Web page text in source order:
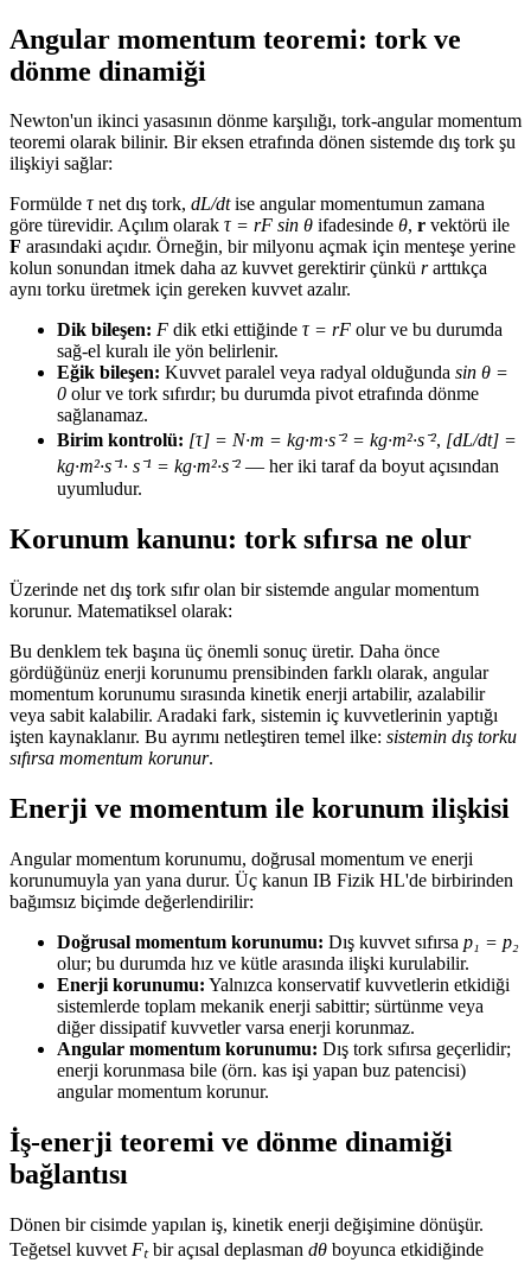
Angular momentum teoremi: tork ve
dönme dinamiği
Newton'un ikinci yasasının dönme karşılığı, tork-angular momentum
teoremi olarak bilinir. Bir eksen etrafında dönen sistemde dış tork şu
ilişkiyi sağlar:
Formülde τnet dış tork, dL/dtise angular momentumun zamana
göre türevidir. Açılım olarak τ = rF sin θ ifadesinde θ, r vektörü ile
F arasındaki açıdır. Örneğin, bir milyonu açmak için menteşe yerine
kolun sonundan itmek daha az kuvvet gerektirir çünkü rarttıkça
aynı torku üretmek için gereken kuvvet azalır.
Dik bileşen: F dik etki ettiğinde τ = rF olur ve bu durumda
sağ-el kuralı ile yön belirlenir.
Eğik bileşen: Kuvvet paralel veya radyal olduğunda sin θ =
0 olur ve tork sıfırdır; bu durumda pivot etrafında dönme
sağlanamaz.
Birim kontrolü: [τ] = N·m = kg·m·s⁻² = kg·m²·s⁻², [dL/dt] =
kg·m²·s⁻¹· s⁻¹ = kg·m²·s⁻² — her iki taraf da boyut açısından
uyumludur.
Korunum kanunu: tork sıfırsa ne olur
Üzerinde net dış tork sıfır olan bir sistemde angular momentum
korunur. Matematiksel olarak:
Bu denklem tek başına üç önemli sonuç üretir. Daha önce
gördüğünüz enerji korunumu prensibinden farklı olarak, angular
momentum korunumu sırasında kinetik enerji artabilir, azalabilir
veya sabit kalabilir. Aradaki fark, sistemin iç kuvvetlerinin yaptığı
işten kaynaklanır. Bu ayrımı netleştiren temel ilke: sistemin dış torku
sıfırsa momentum korunur.
Enerji ve momentum ile korunum ilişkisi
Angular momentum korunumu, doğrusal momentum ve enerji
korunumuyla yan yana durur. Üç kanun IB Fizik HL'de birbirinden
bağımsız biçimde değerlendirilir:
Doğrusal momentum korunumu: Dış kuvvet sıfırsa p₁ = p₂
olur; bu durumda hız ve kütle arasında ilişki kurulabilir.
Enerji korunumu: Yalnızca konservatif kuvvetlerin etkidiği
sistemlerde toplam mekanik enerji sabittir; sürtünme veya
diğer dissipatif kuvvetler varsa enerji korunmaz.
Angular momentum korunumu: Dış tork sıfırsa geçerlidir;
enerji korunmasa bile (örn. kas işi yapan buz patencisi)
angular momentum korunur.
İş-enerji teoremi ve dönme dinamiği
bağlantısı
Dönen bir cisimde yapılan iş, kinetik enerji değişimine dönüşür.
Teğetsel kuvvet Fₜbir açısal deplasman dθ boyunca etkidiğinde